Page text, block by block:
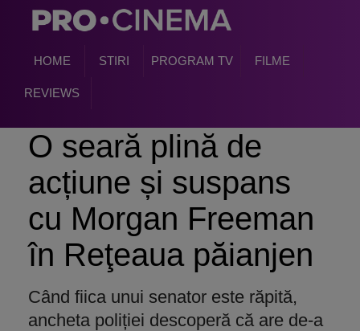
HOME STIRI PROGRAM TV FILME
REVIEWS
O seară plină de
acțiune și suspans
cu Morgan Freeman
în Reţeaua păianjen
Când fiica unui senator este răpită,
ancheta poliției descoperă că are de-a